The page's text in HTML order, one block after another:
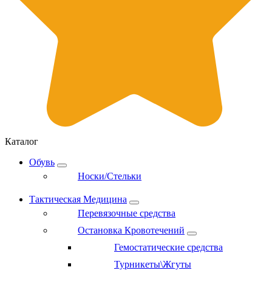
Каталог
Обувь
Носки/Стельки
Тактическая Медицина
Перевязочные средства
Остановка Кровотечений
Гемостатические средства
Турникеты\Жгуты